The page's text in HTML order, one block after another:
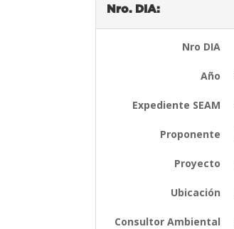
Nro. DIA:
Nro DIA
Año
Expediente SEAM
Proponente
Proyecto
Ubicación
Consultor Ambiental